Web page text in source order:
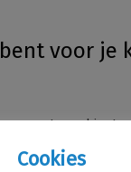
voor je
van teveel
hij moet
Cookies